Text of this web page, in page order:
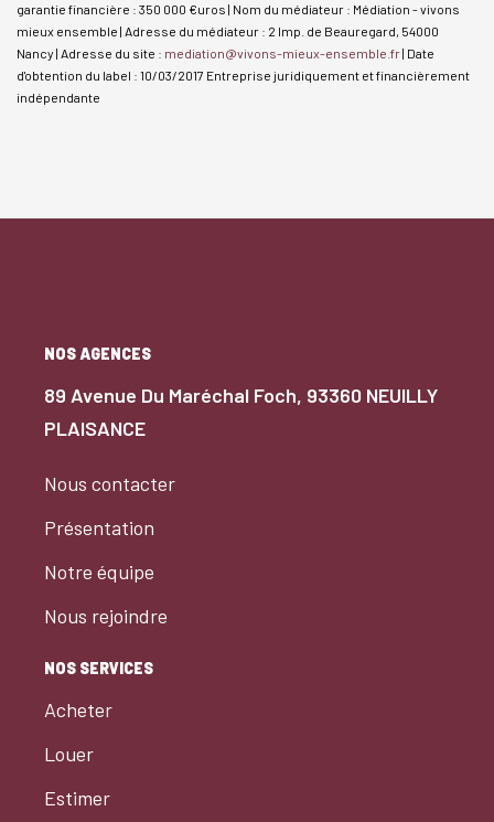
garantie financière : 350 000 €uros | Nom du médiateur : Médiation - vivons
mieux ensemble | Adresse du médiateur : 2 Imp. de Beauregard, 54000
Nancy | Adresse du site : mediation@vivons-mieux-ensemble.fr| Date
d'obtention du label : 10/03/2017 Entreprise juridiquement et financièrement
indépendante
NOS AGENCES
89 Avenue Du Maréchal Foch, 93360 NEUILLY
PLAISANCE
Nous contacter
Présentation
Notre équipe
Nous rejoindre
NOS SERVICES
Acheter
Louer
Estimer